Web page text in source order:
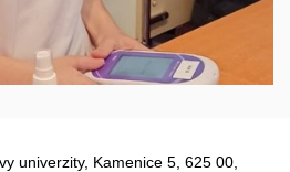
univerzity, Kamenice 5, 625 00,